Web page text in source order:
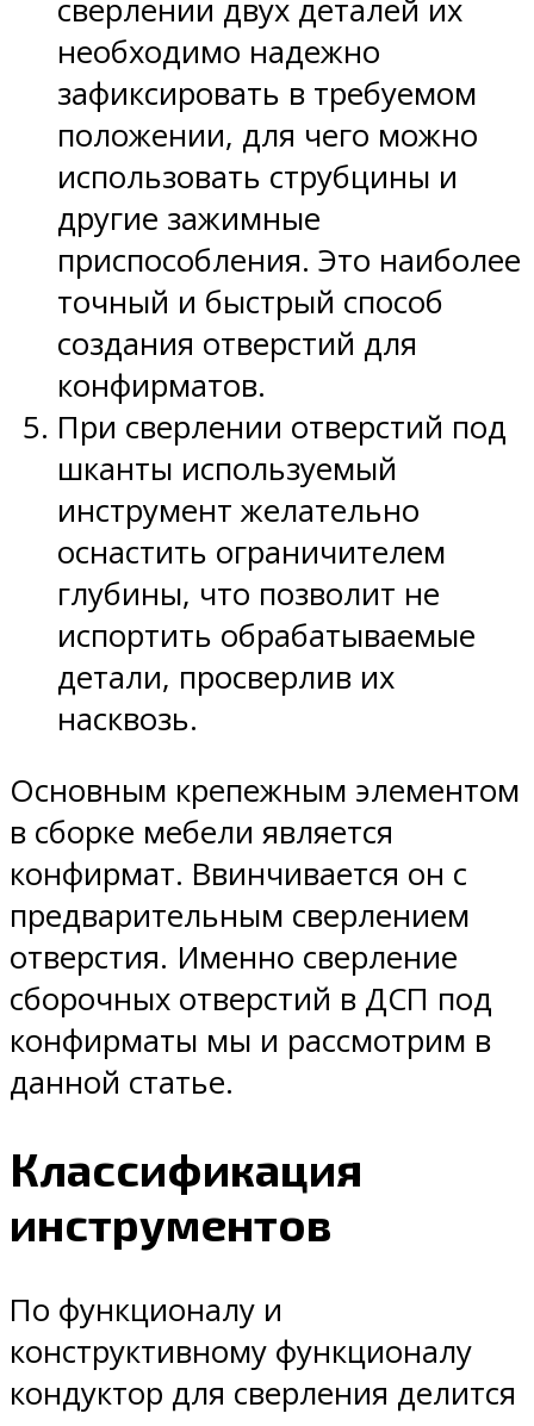
сверлении двух деталей их
необходимо надежно
зафиксировать в требуемом
положении, для чего можно
использовать струбцины и
другие зажимные
приспособления. Это наиболее
точный и быстрый способ
создания отверстий для
конфирматов.
При сверлении отверстий под
шканты используемый
инструмент желательно
оснастить ограничителем
глубины, что позволит не
испортить обрабатываемые
детали, просверлив их
насквозь.
Основным крепежным элементом
в сборке мебели является
конфирмат. Ввинчивается он с
предварительным сверлением
отверстия. Именно сверление
сборочных отверстий в ДСП под
конфирматы мы и рассмотрим в
данной статье.
Классификация
инструментов
По функционалу и
конструктивному функционалу
кондуктор для сверления делится